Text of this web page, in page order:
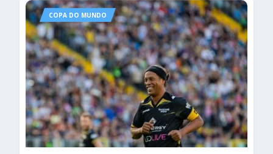
COPA DO MUNDO